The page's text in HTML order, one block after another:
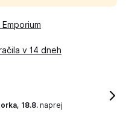
v 14 dneh
18.8. naprej